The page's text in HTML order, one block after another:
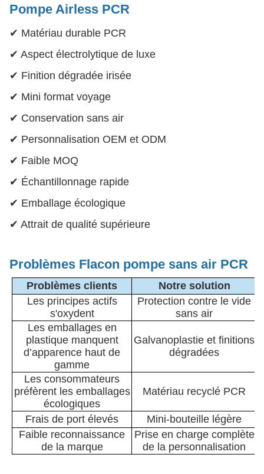
Pompe Airless PCR
✔ Matériau durable PCR
✔ Aspect électrolytique de luxe
✔ Finition dégradée irisée
✔ Mini format voyage
✔ Conservation sans air
✔ Personnalisation OEM et ODM
✔ Faible MOQ
✔ Échantillonnage rapide
✔ Emballage écologique
✔ Attrait de qualité supérieure
Problèmes Flacon pompe sans air PCR
Problèmes clients
Notre solution
Les principes actifs
s'oxydent
Protection contre le vide
sans air
Les emballages en
plastique manquent
d’apparence haut de
gamme
Galvanoplastie et finitions
dégradées
Les consommateurs
préfèrent les emballages
écologiques
Matériau recyclé PCR
Frais de port élevés
Mini-bouteille légère
Faible reconnaissance
de la marque
Prise en charge complète
de la personnalisation